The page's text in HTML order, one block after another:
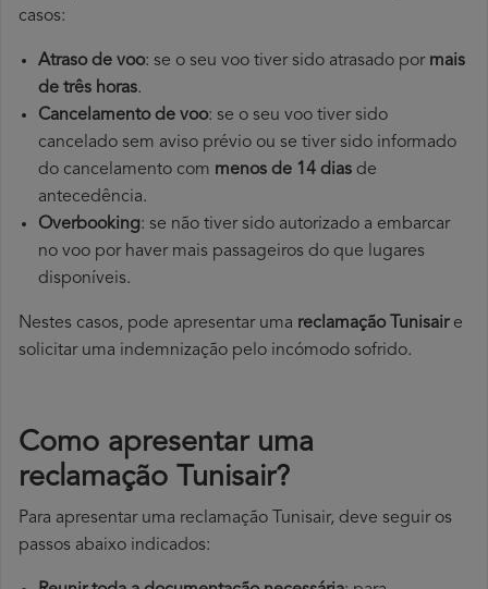
casos:
Atraso de voo: se o seu voo tiver sido atrasado por mais
de três horas.
Cancelamento de voo: se o seu voo tiver sido
cancelado sem aviso prévio ou se tiver sido informado
do cancelamento com menos de 14 dias de
antecedência.
Overbooking: se não tiver sido autorizado a embarcar
no voo por haver mais passageiros do que lugares
disponíveis.
Nestes casos, pode apresentar uma reclamação Tunisaire
solicitar uma indemnização pelo incómodo sofrido.
Como apresentar uma
reclamação Tunisair?
Para apresentar uma reclamação Tunisair, deve seguir os
passos abaixo indicados: